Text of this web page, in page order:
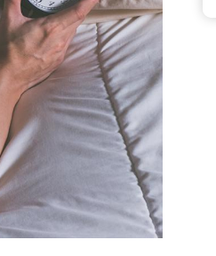
VIH : la fin du comprimé
tous les jours se profile-t-
elle enfin ?
Pourquoi votre ventre
gâche-t-il les premiers
jours de vos vacances ?